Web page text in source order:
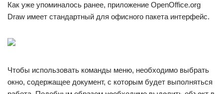
Как уже упоминалось ранее, приложение OpenOffice.org
Draw имеет стандартный для офисного пакета интерфейс.
Чтобы использовать команды меню, необходимо выбрать
окно, содержащее документ, с которым будет выполняться